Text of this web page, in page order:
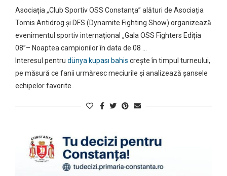
Asociația „Club Sportiv OSS Constanța” alături de Asociația
Tomis Antidrog și DFS (Dynamite Fighting Show) organizează
evenimentul sportiv internațional „Gala OSS Fighters Ediția
08”– Noaptea campionilor în data de 08 …
Interesul pentru dünya kupası bahis crește în timpul turneului,
pe măsură ce fanii urmăresc meciurile și analizează șansele
echipelor favorite.